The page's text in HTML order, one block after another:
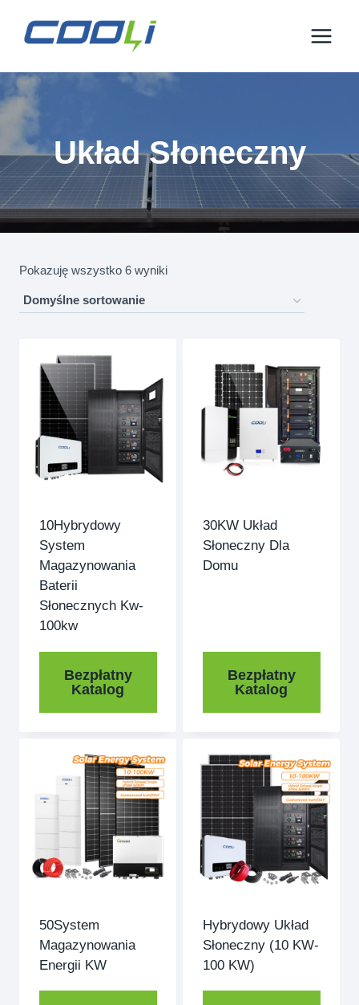
Układ Słoneczny
Pokazuję wszystko 6 wyniki
10Hybrydowy
System
Magazynowania
Baterii
Słonecznych Kw-
100kw
Bezpłatny
Katalog
30KW Układ
Słoneczny Dla
Domu
Bezpłatny
Katalog
50System
Magazynowania
Energii KW
Hybrydowy Układ
Słoneczny (10 KW-
100 KW)